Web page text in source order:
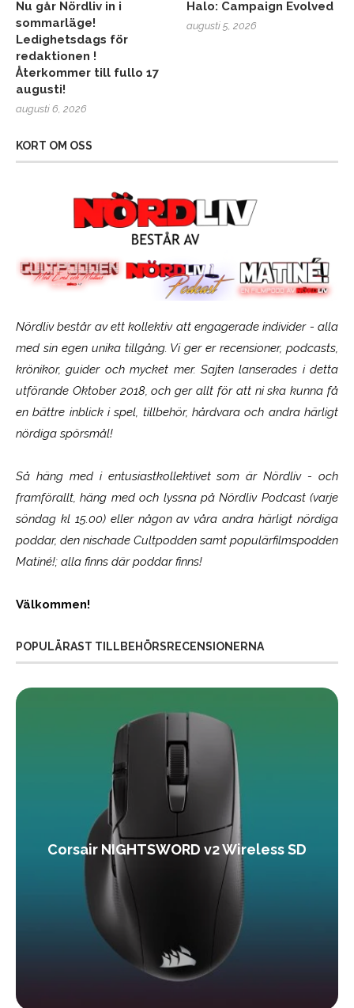
Nu går Nördliv in i
sommarläge!
Ledighetsdags för
redaktionen !
Återkommer till fullo 17
augusti!
augusti 6, 2026
Halo: Campaign Evolved
augusti 5, 2026
KORT OM OSS
Nördliv består av ett kollektiv att engagerade individer - alla
med sin egen unika tillgång. Vi ger er recensioner, podcasts,
krönikor, guider och mycket mer. Sajten lanserades i detta
utförande Oktober 2018, och ger allt för att ni ska kunna få
en bättre inblick i spel, tillbehör, hårdvara och andra härligt
nördiga spörsmål!
Så häng med i entusiastkollektivet som ärNördliv- och
framförallt, häng med och lyssna på Nördliv Podcast (varje
söndag kl 15.00) eller någon av våra andra härligt nördiga
poddar, den nischade Cultpodden samt populärfilmspodden
Matiné!; alla finns där poddar finns!
Välkommen!
POPULÄRAST TILLBEHÖRSRECENSIONERNA
Corsair NIGHTSWORD v2 Wireless SD